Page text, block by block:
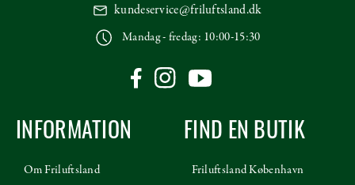
kundeservice@friluftsland.dk
Mandag - fredag: 10:00-15:30
INFORMATION
Om Friluftsland
FIND EN BUTIK
Friluftsland København